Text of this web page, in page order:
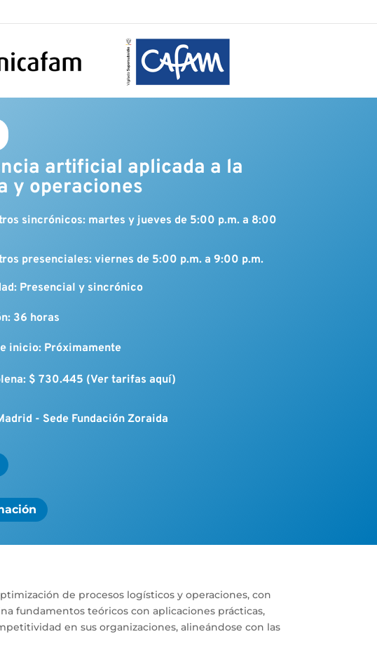
artificial aplicada a la
y operaciones
sincrónicos: martes y jueves de 5:00 p.m. a 8:00
presenciales: viernes de 5:00 p.m. a 9:00 p.m.
Presencial y sincrónico
36 horas
inicio: Próximamente
$ 730.445 (Ver tarifas aquí)
- Sede Fundación Zoraida
de procesos logísticos y operaciones, con
fundamentos teóricos con aplicaciones prácticas,
en sus organizaciones, alineándose con las